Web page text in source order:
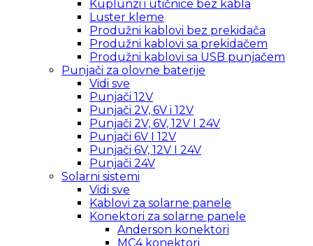
Kuplunzi i utičnice bez kabla
Luster kleme
Produžni kablovi bez prekidača
Produžni kablovi sa prekidačem
Produžni kablovi sa USB punjačem
Punjači za olovne baterije
Vidi sve
Punjači 12V
Punjači 2V, 6V i 12V
Punjači 2V, 6V, 12V I 24V
Punjači 6V I 12V
Punjači 6V, 12V I 24V
Punjači 24V
Solarni sistemi
Vidi sve
Kablovi za solarne panele
Konektori za solarne panele
Anderson konektori
MC4 konektori